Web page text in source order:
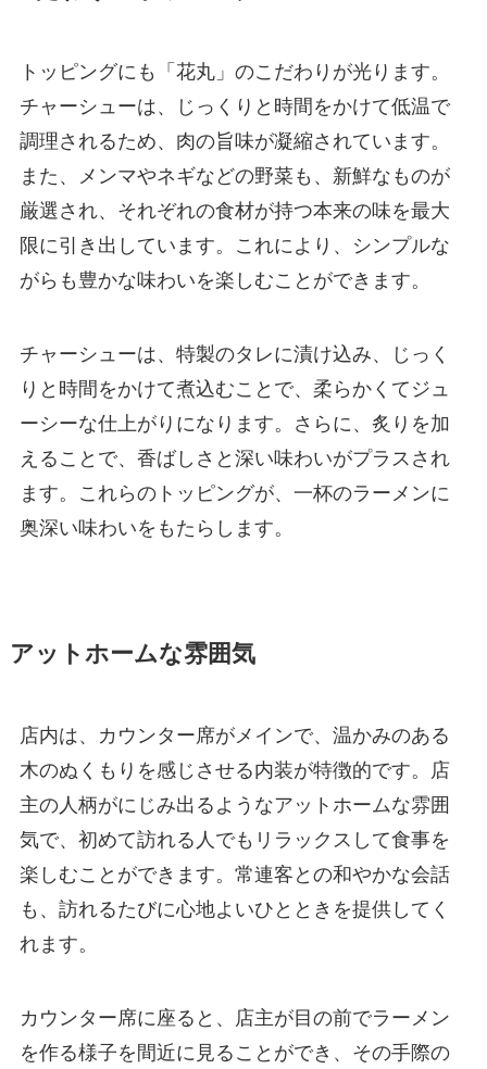
トッピングにも「花丸」のこだわりが光ります。
チャーシューは、じっくりと時間をかけて低温で
調理されるため、肉の旨味が凝縮されています。
また、メンマやネギなどの野菜も、新鮮なものが
厳選され、それぞれの食材が持つ本来の味を最大
限に引き出しています。これにより、シンプルな
がらも豊かな味わいを楽しむことができます。
チャーシューは、特製のタレに漬け込み、じっく
りと時間をかけて煮込むことで、柔らかくてジュ
ーシーな仕上がりになります。さらに、炙りを加
えることで、香ばしさと深い味わいがプラスされ
ます。これらのトッピングが、一杯のラーメンに
奥深い味わいをもたらします。
アットホームな雰囲気
店内は、カウンター席がメインで、温かみのある
木のぬくもりを感じさせる内装が特徴的です。店
主の人柄がにじみ出るようなアットホームな雰囲
気で、初めて訪れる人でもリラックスして食事を
楽しむことができます。常連客との和やかな会話
も、訪れるたびに心地よいひとときを提供してく
れます。
カウンター席に座ると、店主が目の前でラーメン
を作る様子を間近に見ることができ、その手際の